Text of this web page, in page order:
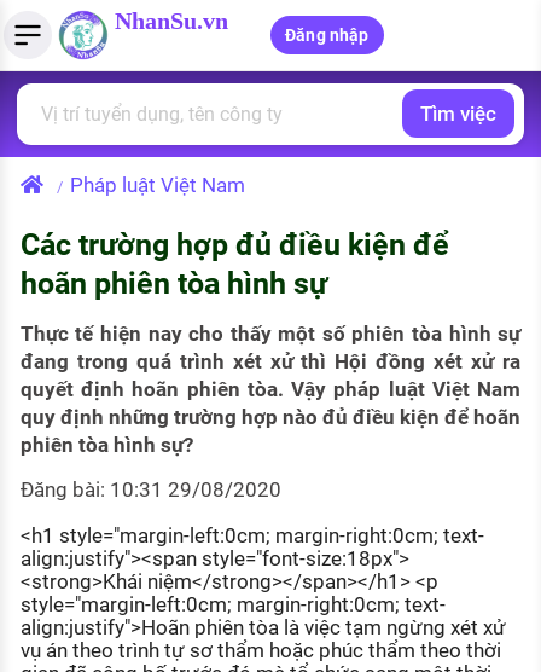
NhanSu.vn
Đăng nhập
Tìm việc làm
Việc làm ngành luật
Việc làm lương cao
Việc làm tốt nhất
CÔNG TY
Danh sách nhà tuyển dụng
Nhà tuyển dụng hàng đầu
Quản lý CV
Tải CV lên
Tạo CV trực tuyến
Mẫu CV đơn giản
Mẫu CV hiện đại
Tính lương Gross - Net
Tính thuế thu nhập cá nhân
Tính trợ cấp thất nghiệp
PHÁP LUẬT VIỆT NAM
Văn bản pháp luật
PHÁP LUẬT LAO ĐỘNG
Lao động và tiền lương
Bảo hiểm và phúc lợi
Thuế thu nhập
Hồ sơ biểu mẫu
KHÁM PHÁ NGHỀ NGHIỆP
Tử vi nghề nghiệp
Kỹ năng nghề nghiệp
Tìm việc
/ Pháp luật Việt Nam
Các trường hợp đủ điều kiện để
hoãn phiên tòa hình sự
Thực tế hiện nay cho thấy một số phiên tòa hình sự
đang trong quá trình xét xử thì Hội đồng xét xử ra
quyết định hoãn phiên tòa. Vậy pháp luật Việt Nam
quy định những trường hợp nào đủ điều kiện để hoãn
phiên tòa hình sự?
Đăng bài: 10:31 29/08/2020
<h1 style="margin-left:0cm; margin-right:0cm; text-
align:justify"><span style="font-size:18px">
<strong>Khái niệm</strong></span></h1> <p
style="margin-left:0cm; margin-right:0cm; text-
align:justify">Hoãn phiên tòa là việc tạm ngừng xét xử
vụ án theo trình tự sơ thẩm hoặc phúc thẩm theo thời